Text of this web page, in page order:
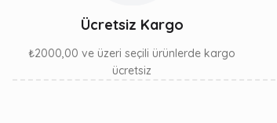
Ücretsiz Kargo
₺2000,00 ve üzeri seçili ürünlerde kargo
ücretsiz